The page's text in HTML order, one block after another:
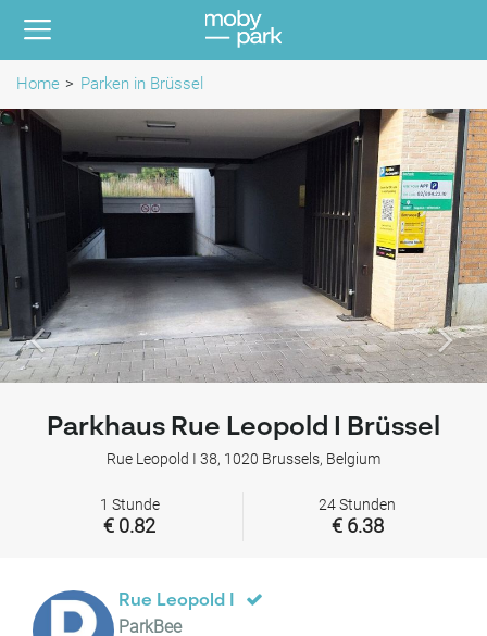
Home Parken in Brüssel
Parkhaus Rue Leopold I Brüssel
Rue Leopold I 38, 1020 Brussels, Belgium
1 Stunde
€ 0.82
24 Stunden
€ 6.38
Rue Leopold I
ParkBee